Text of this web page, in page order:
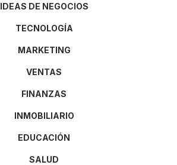
IDEAS DE NEGOCIOS
TECNOLOGÍA
MARKETING
VENTAS
FINANZAS
INMOBILIARIO
EDUCACIÓN
SALUD